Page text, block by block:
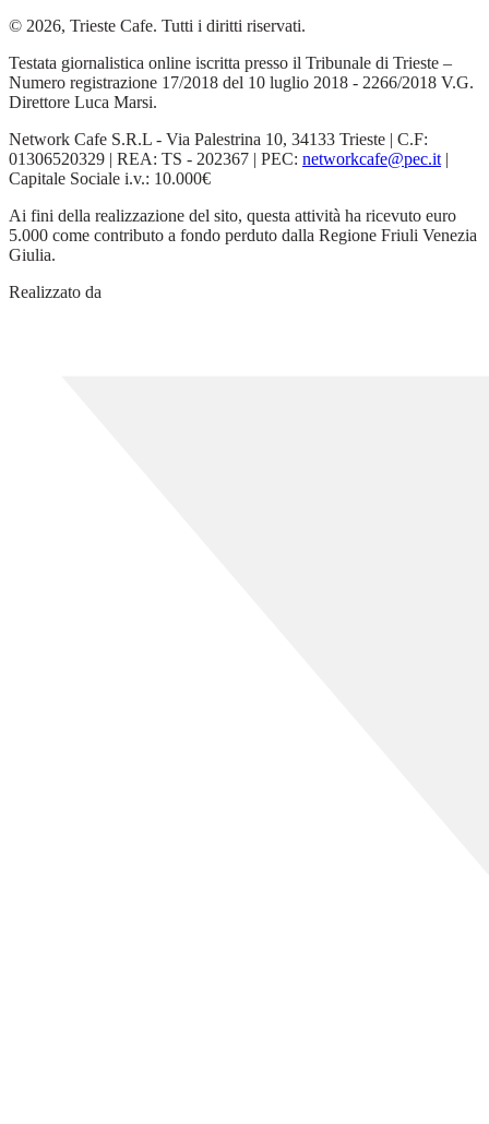
© 2026, Trieste Cafe. Tutti i diritti riservati.
Testata giornalistica online iscritta presso il Tribunale di Trieste –
Numero registrazione 17/2018 del 10 luglio 2018 - 2266/2018 V.G.
Direttore Luca Marsi.
Network Cafe S.R.L - Via Palestrina 10, 34133 Trieste | C.F:
01306520329 | REA: TS - 202367 | PEC: networkcafe@pec.it |
Capitale Sociale i.v.: 10.000€
Ai fini della realizzazione del sito, questa attività ha ricevuto euro
5.000 come contributo a fondo perduto dalla Regione Friuli Venezia
Giulia.
Realizzato da